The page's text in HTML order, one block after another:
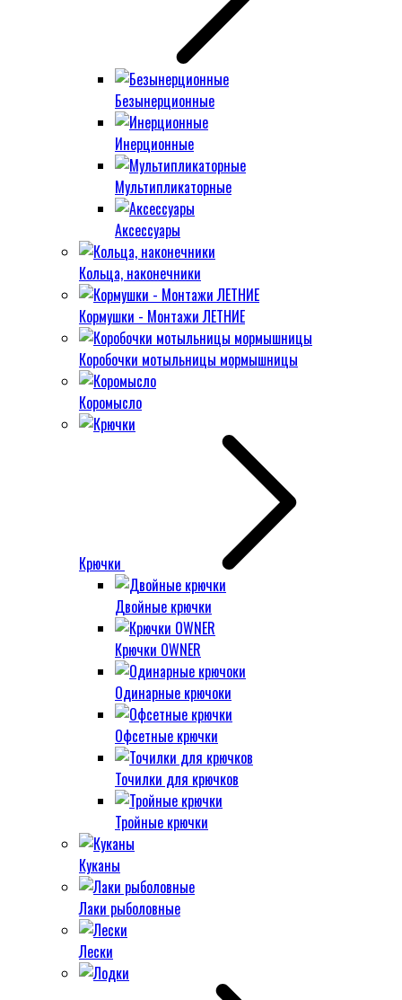
Безынерционные
Инерционные
Мультипликаторные
Аксессуары
Кольца, наконечники
Кормушки - Монтажи ЛЕТНИЕ
Коробочки мотыльницы мормышницы
Коромысло
Крючки
Двойные крючки
Крючки OWNER
Одинарные крючоки
Офсетные крючки
Точилки для крючков
Тройные крючки
Куканы
Лаки рыболовные
Лески